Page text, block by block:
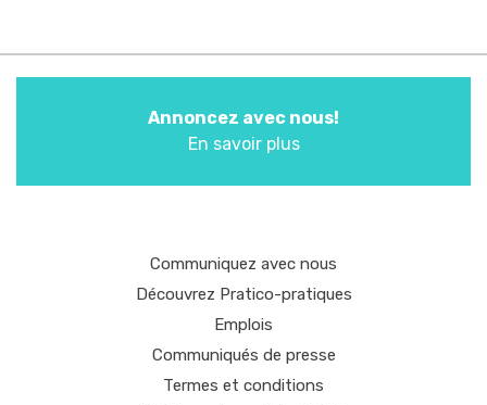
Annoncez avec nous!
En savoir plus
Communiquez avec nous
Découvrez Pratico-pratiques
Emplois
Communiqués de presse
Termes et conditions